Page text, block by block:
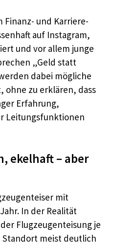
Finanz- und Karriere-
auf Instagram,
und vor allem junge
„Geld statt
dabei mögliche
ohne zu erklären, dass
Erfahrung,
Leitungsfunktionen
ekelhaft – aber
mit
In der Realität
Flugzeugenteisung je
meist deutlich